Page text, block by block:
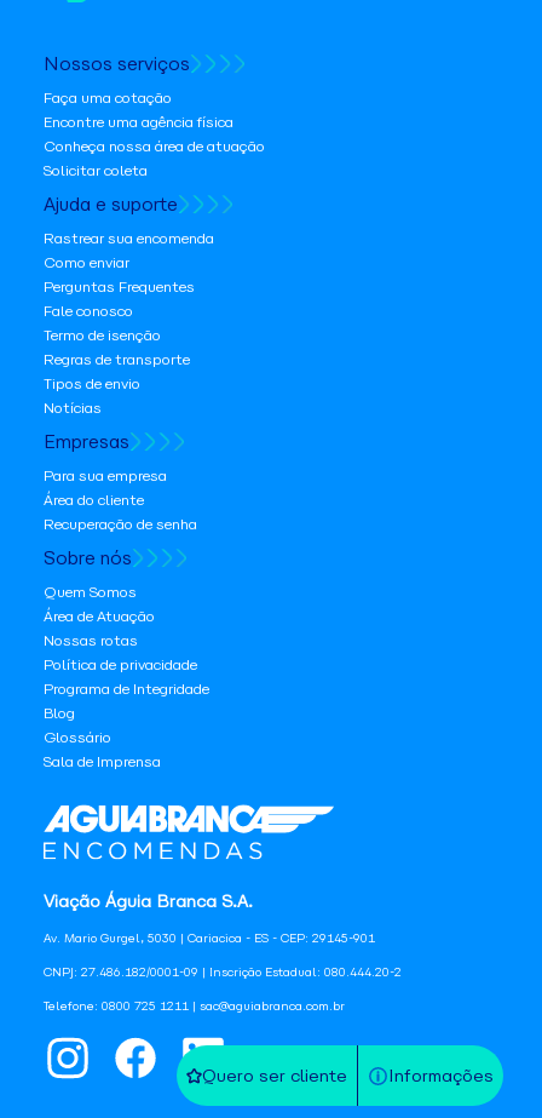
Quero ser cliente Informações
Viação Águia Branca S.A.
Av. Mario Gurgel, 5030 | Cariacica - ES - CEP: 29145-901
CNPJ: 27.486.182/0001-09 | Inscrição Estadual: 080.444.20-2
Telefone: 0800 725 1211 | sac@aguiabranca.com.br
Nossos serviços
Faça uma cotação
Encontre uma agência física
Conheça nossa área de atuação
Solicitar coleta
Ajuda e suporte
Rastrear sua encomenda
Como enviar
Perguntas Frequentes
Fale conosco
Termo de isenção
Regras de transporte
Tipos de envio
Notícias
Empresas
Para sua empresa
Área do cliente
Recuperação de senha
Sobre nós
Quem Somos
Área de Atuação
Nossas rotas
Política de privacidade
Programa de Integridade
Blog
Glossário
Sala de Imprensa